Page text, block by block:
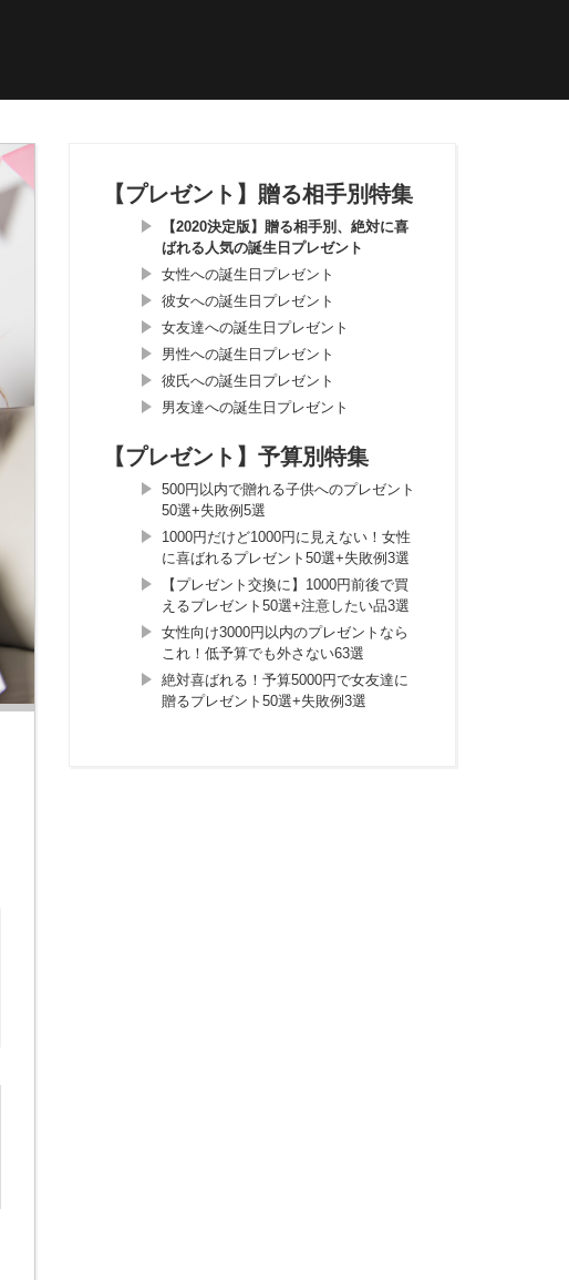
【プレゼント】贈る相手別特集
【2020決定版】贈る相手別、絶対に喜
ばれる人気の誕生日プレゼント
女性への誕生日プレゼント
彼女への誕生日プレゼント
女友達への誕生日プレゼント
男性への誕生日プレゼント
彼氏への誕生日プレゼント
男友達への誕生日プレゼント
【プレゼント】予算別特集
500円以内で贈れる子供へのプレゼント
50選+失敗例5選
1000円だけど1000円に見えない！女性
に喜ばれるプレゼント50選+失敗例3選
【プレゼント交換に】1000円前後で買
えるプレゼント50選+注意したい品3選
女性向け3000円以内のプレゼントなら
これ！低予算でも外さない63選
絶対喜ばれる！予算5000円で女友達に
贈るプレゼント50選+失敗例3選